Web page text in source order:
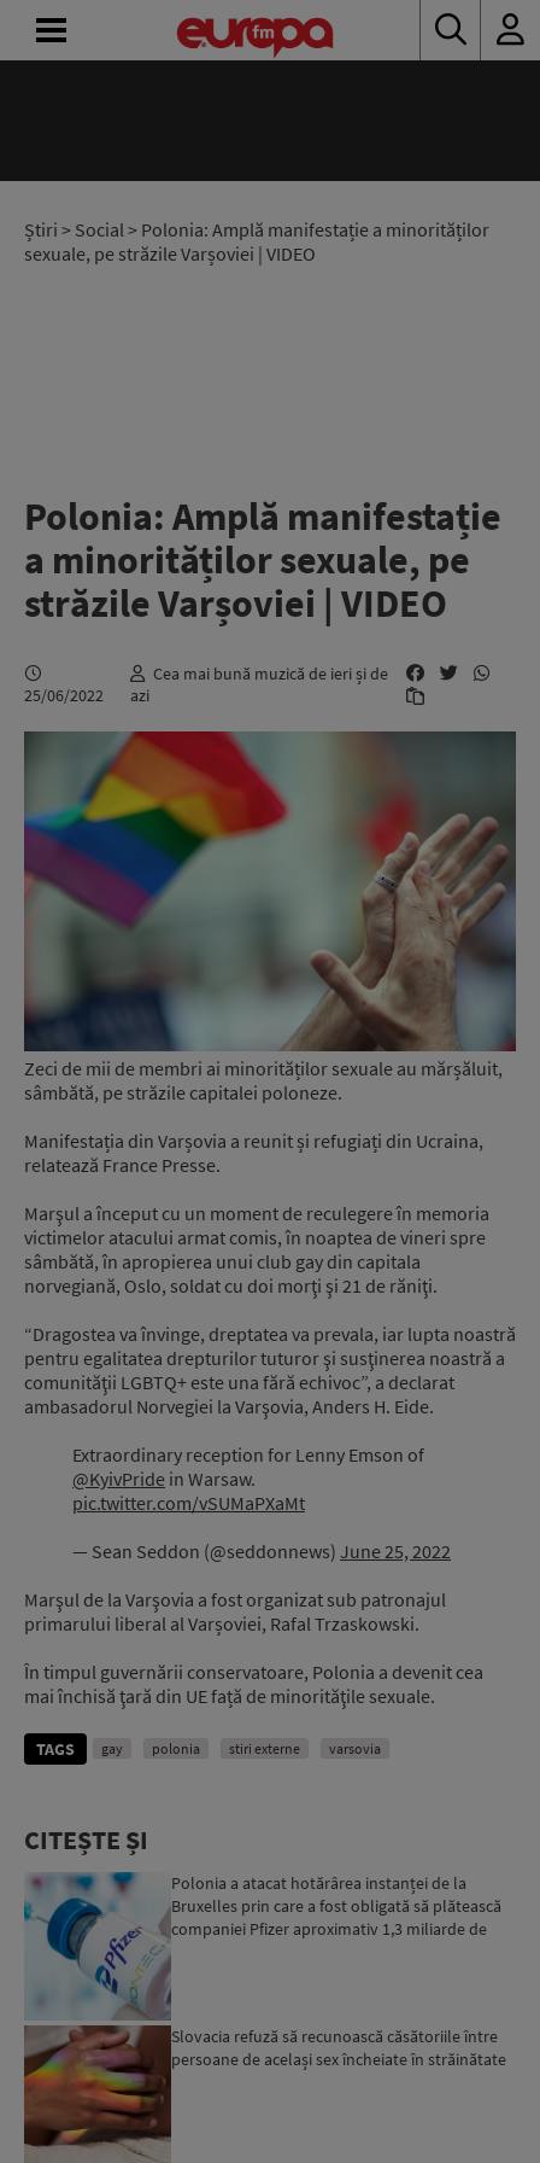
Știri > Social> Polonia: Amplă manifestație a minorităților
sexuale, pe străzile Varșoviei | VIDEO
Polonia: Amplă manifestație
a minorităților sexuale, pe
străzile Varșoviei | VIDEO
25/06/2022
Cea mai bună muzică de ieri și de
azi
Zeci de mii de membri ai minorităților sexuale au mărșăluit,
sâmbătă, pe străzile capitalei poloneze.
Manifestația din Varșovia a reunit și refugiați din Ucraina,
relatează France Presse.
Marşul a început cu un moment de reculegere în memoria
victimelor atacului armat comis, în noaptea de vineri spre
sâmbătă, în apropierea unui club gay din capitala
norvegiană, Oslo, soldat cu doi morţi şi 21 de răniţi.
“Dragostea va învinge, dreptatea va prevala, iar lupta noastră
pentru egalitatea drepturilor tuturor şi susţinerea noastră a
comunităţii LGBTQ+ este una fără echivoc”, a declarat
ambasadorul Norvegiei la Varşovia, Anders H. Eide.
Extraordinary reception for Lenny Emson of
@KyivPride in Warsaw.
pic.twitter.com/vSUMaPXaMt
— Sean Seddon (@seddonnews) June 25, 2022
Marşul de la Varşovia a fost organizat sub patronajul
primarului liberal al Varșoviei, Rafal Trzaskowski.
În timpul guvernării conservatoare, Polonia a devenit cea
mai închisă ţară din UE față de minorităţile sexuale.
TAGS gay polonia stiri externe varsovia
CITEȘTE ȘI
Polonia a atacat hotărârea instanței de la
Bruxelles prin care a fost obligată să plătească
companiei Pfizer aproximativ 1,3 miliarde de
Slovacia refuză să recunoască căsătoriile între
persoane de același sex încheiate în străinătate
RADIO